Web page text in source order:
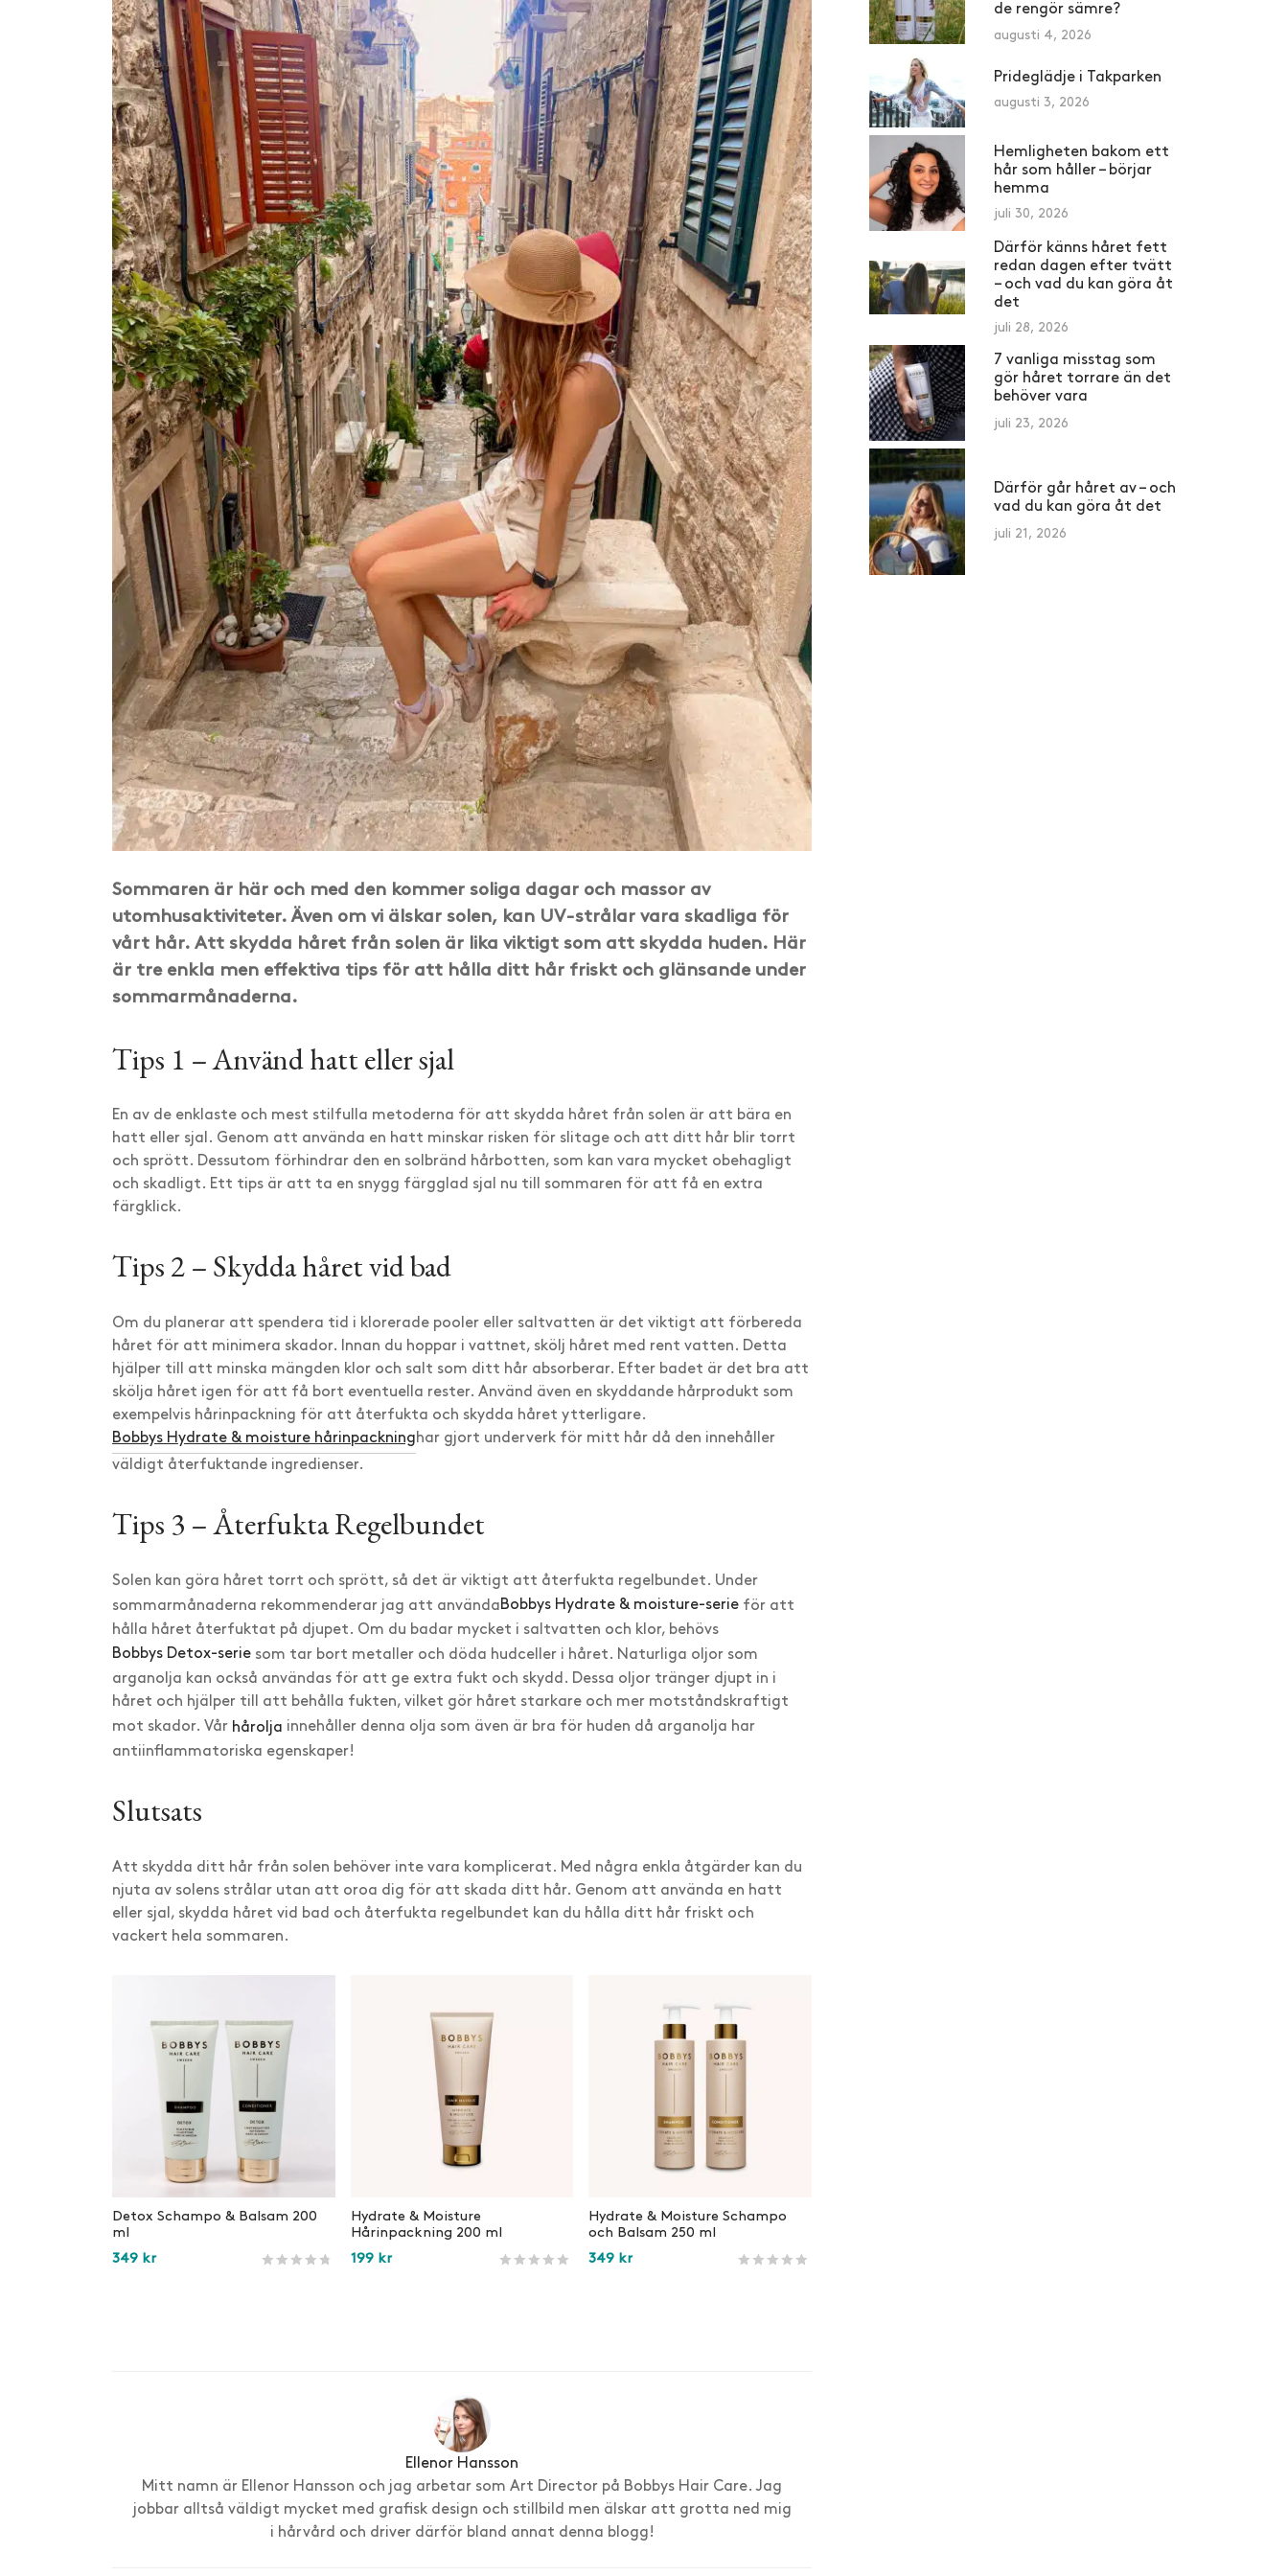
Sommaren är här och med den kommer soliga dagar och massor av
utomhusaktiviteter. Även om vi älskar solen, kan UV-strålar vara skadliga för
vårt hår. Att skydda håret från solen är lika viktigt som att skydda huden. Här
är tre enkla men effektiva tips för att hålla ditt hår friskt och glänsande under
sommarmånaderna.
Tips 1 – Använd hatt eller sjal
En av de enklaste och mest stilfulla metoderna för att skydda håret från solen är att bära en
hatt eller sjal. Genom att använda en hatt minskar risken för slitage och att ditt hår blir torrt
och sprött. Dessutom förhindrar den en solbränd hårbotten, som kan vara mycket obehagligt
och skadligt. Ett tips är att ta en snygg färgglad sjal nu till sommaren för att få en extra
färgklick.
Tips 2 – Skydda håret vid bad
Om du planerar att spendera tid i klorerade pooler eller saltvatten är det viktigt att förbereda
håret för att minimera skador. Innan du hoppar i vattnet, skölj håret med rent vatten. Detta
hjälper till att minska mängden klor och salt som ditt hår absorberar. Efter badet är det bra att
skölja håret igen för att få bort eventuella rester. Använd även en skyddande hårprodukt som
exempelvis hårinpackning för att återfukta och skydda håret ytterligare.
Bobbys Hydrate & moisture hårinpackninghar gjort underverk för mitt hår då den innehåller
väldigt återfuktande ingredienser.
Tips 3 – Återfukta Regelbundet
Solen kan göra håret torrt och sprött, så det är viktigt att återfukta regelbundet. Under
sommarmånaderna rekommenderar jag att användaBobbys Hydrate & moisture-serie för att
hålla håret återfuktat på djupet. Om du badar mycket i saltvatten och klor, behövs
Bobbys Detox-serie som tar bort metaller och döda hudceller i håret. Naturliga oljor som
arganolja kan också användas för att ge extra fukt och skydd. Dessa oljor tränger djupt in i
håret och hjälper till att behålla fukten, vilket gör håret starkare och mer motståndskraftigt
mot skador. Vår hårolja innehåller denna olja som även är bra för huden då arganolja har
antiinflammatoriska egenskaper!
Slutsats
Att skydda ditt hår från solen behöver inte vara komplicerat. Med några enkla åtgärder kan du
njuta av solens strålar utan att oroa dig för att skada ditt hår. Genom att använda en hatt
eller sjal, skydda håret vid bad och återfukta regelbundet kan du hålla ditt hår friskt och
vackert hela sommaren.
Detox Schampo & Balsam 200
ml
349 kr
Hydrate & Moisture
Hårinpackning 200 ml
199 kr
Hydrate & Moisture Schampo
och Balsam 250 ml
349 kr
Ellenor Hansson
Mitt namn är Ellenor Hansson och jag arbetar som Art Director på Bobbys Hair Care. Jag
jobbar alltså väldigt mycket med grafisk design och stillbild men älskar att grotta ned mig
i hårvård och driver därför bland annat denna blogg!
de rengör sämre?
augusti 4, 2026
Prideglädje i Takparken
augusti 3, 2026
Hemligheten bakom ett
hår som håller – börjar
hemma
juli 30, 2026
Därför känns håret fett
redan dagen efter tvätt
– och vad du kan göra åt
det
juli 28, 2026
7 vanliga misstag som
gör håret torrare än det
behöver vara
juli 23, 2026
Därför går håret av – och
vad du kan göra åt det
juli 21, 2026